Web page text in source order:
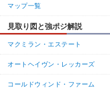
マップ一覧
見取り図と強ポジ解説
マクミラン・エステート
オートヘイヴン・レッカーズ
コールドウィンド・ファーム